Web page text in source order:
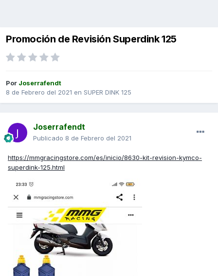
Promoción de Revisión Superdink 125
Por Joserrafendt
8 de Febrero del 2021 en SUPER DINK 125
Joserrafendt
Publicado 8 de Febrero del 2021
https://mmgracingstore.com/es/inicio/8630-kit-revision-kymco-
superdink-125.html